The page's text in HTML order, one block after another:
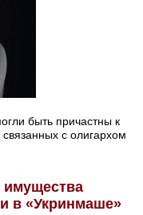
быть причастны к
с олигархом
имущества
в «Укринмаше»